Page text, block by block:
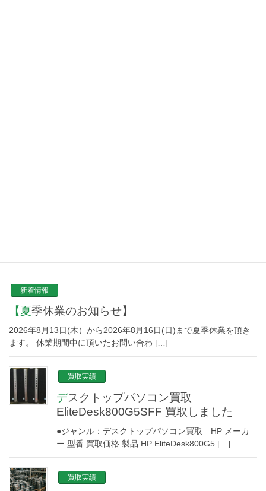
新着情報
【夏季休業のお知らせ】
2026年8月13日(木）から2026年8月16日(日)まで夏季休業を頂き
ます。 休業期間中に頂いたお問い合わ […]
買取実績
デスクトップパソコン買取
EliteDesk800G5SFF 買取しました
●ジャンル：デスクトップパソコン買取 HP メーカ
ー 型番 買取価格 製品 HP EliteDesk800G5 […]
買取実績